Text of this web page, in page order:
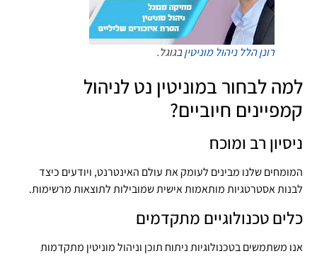
רונן הלל ניהול מוניטיןבגוגל.
למה לבחור במוניטין נט לניהול
קמפיינים חיוביים?
ניסיון רב ומוכח
המומחים שלנו מבינים לעומק את עולם האינטרנט, ויודעים כיצד
לבנות אסטרטגיות מותאמות אישית שמובילות לתוצאות מרשימות.
כלים טכנולוגיים מתקדמים
אנו משתמשים בטכנולוגיות ניתוח תוכן וניהול מוניטין מתקדמות